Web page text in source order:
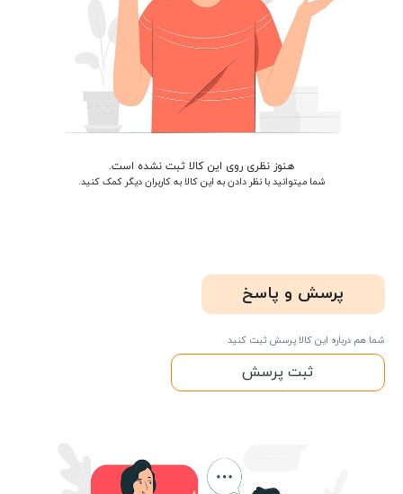
هنوز نظری روی این کالا ثبت نشده است.
شما میتوانید با نظر دادن به این کالا به کاربران دیگر کمک کنید.
پرسش و پاسخ
شما هم درباره این کالا پرسش ثبت کنید
ثبت پرسش